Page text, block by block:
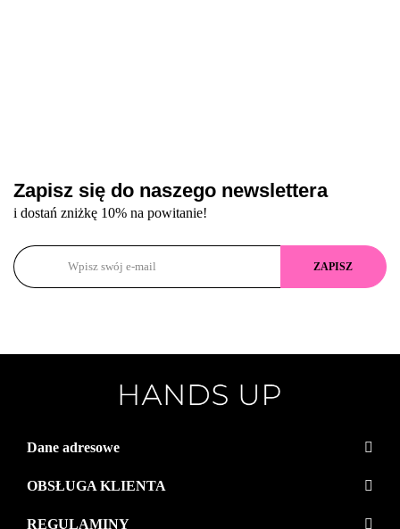
Zapisz się do naszego newslettera
i dostań zniżkę 10% na powitanie!
Dane adresowe
OBSŁUGA KLIENTA
REGULAMINY